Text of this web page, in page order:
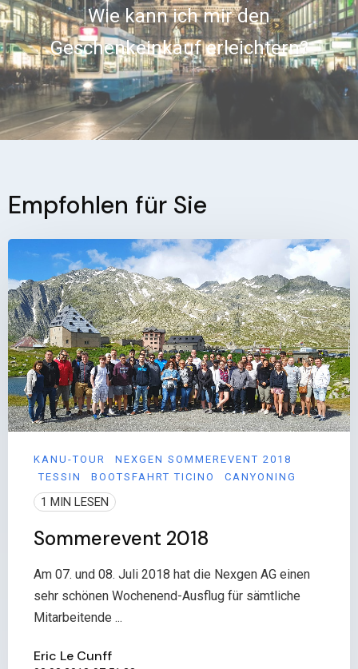
Wie kann ich mir den
Geschenkeinkauf erleichtern?
Empfohlen für Sie
KANU-TOUR
NEXGEN SOMMEREVENT 2018
TESSIN
BOOTSFAHRT TICINO CANYONING
1 MIN LESEN
Sommerevent 2018
Am 07. und 08. Juli 2018 hat die Nexgen AG einen
sehr schönen Wochenend-Ausflug für sämtliche
Mitarbeitende ...
Eric Le Cunff